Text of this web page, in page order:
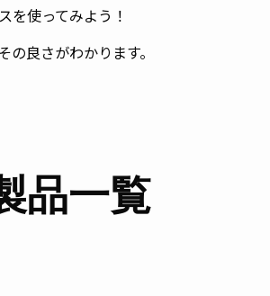
を使ってみよう！
の良さがわかります。
品一覧